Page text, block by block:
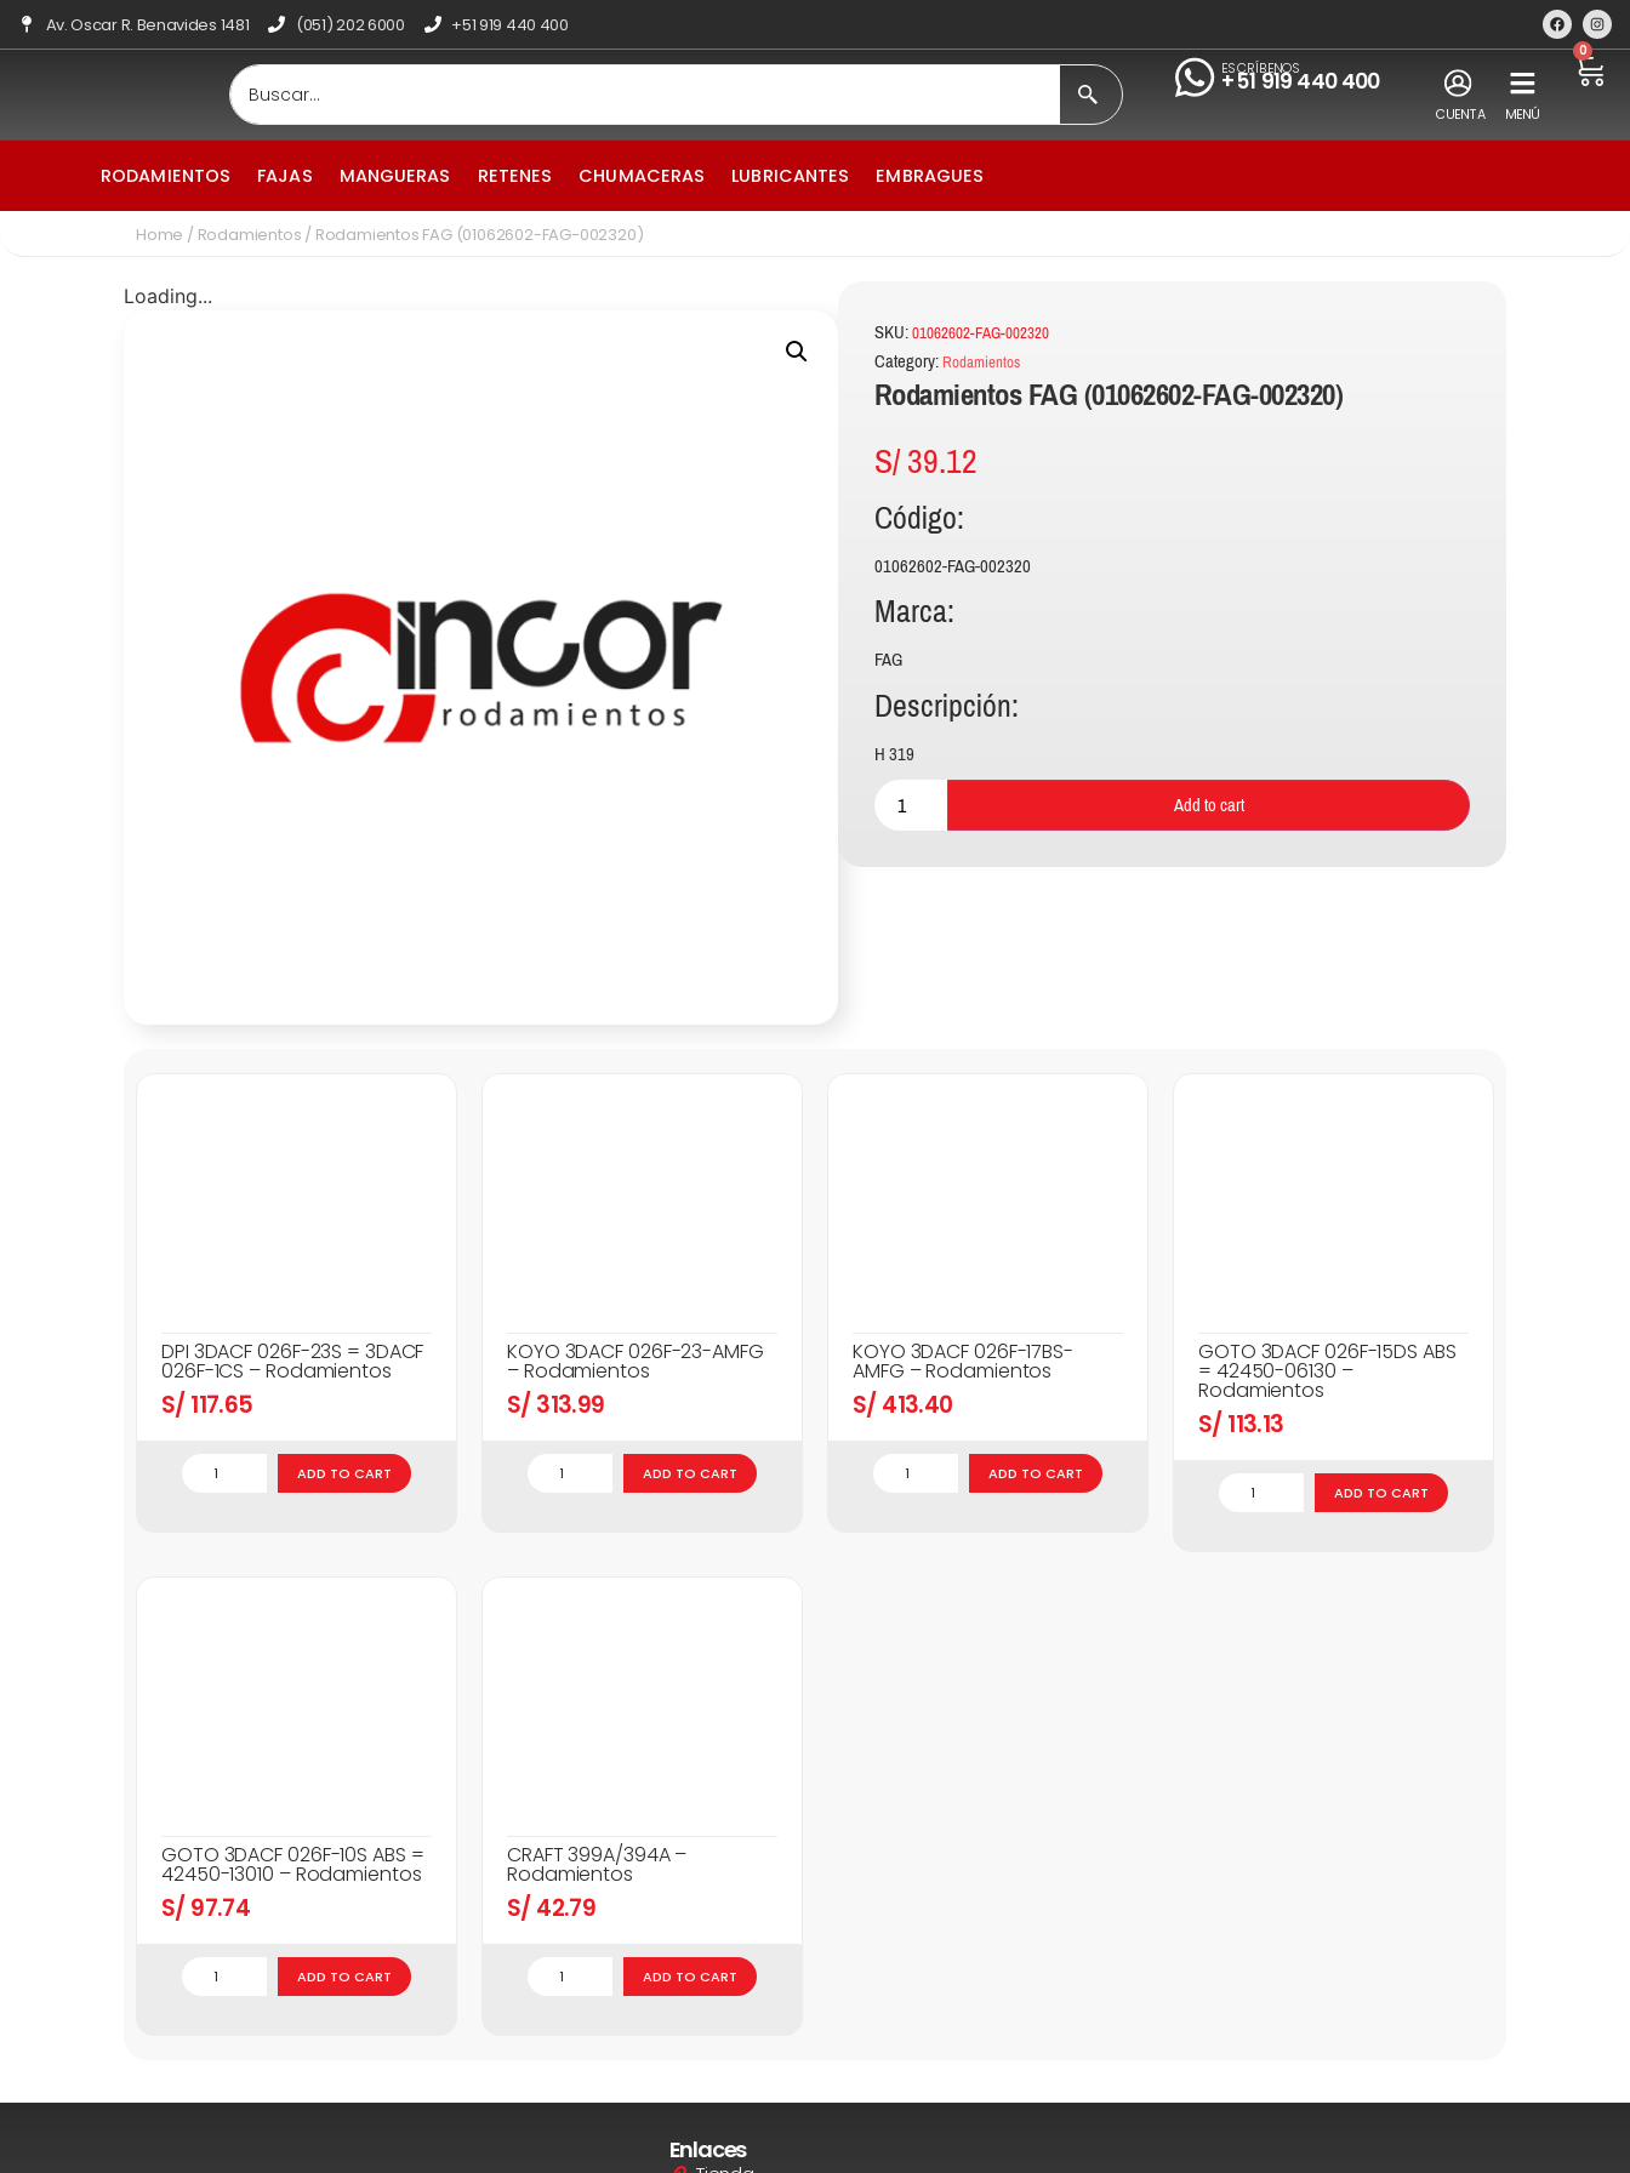
Av. Oscar R. Benavides 1481 (051) 202 6000 +51 919 440 400
ESCRÍBENOS
+51 919 440 400
CUENTA MENÚ
0
RODAMIENTOS FAJAS MANGUERAS RETENES CHUMACERAS LUBRICANTES EMBRAGUES
Home / Rodamientos / Rodamientos FAG (01062602-FAG-002320)
Loading...
SKU:01062602-FAG-002320
Category: Rodamientos
Rodamientos FAG (01062602-FAG-002320)
S/39.12
Código:
01062602-FAG-002320
Marca:
FAG
Descripción:
H 319
Add to cart
DPI 3DACF 026F-23S = 3DACF
026F-1CS – Rodamientos
S/ 117.65
ADD TO CART
KOYO 3DACF 026F-23-AMFG
– Rodamientos
S/ 313.99
ADD TO CART
KOYO 3DACF 026F-17BS-
AMFG – Rodamientos
S/ 413.40
ADD TO CART
GOTO 3DACF 026F-15DS ABS
= 42450-06130 –
Rodamientos
S/ 113.13
ADD TO CART
GOTO 3DACF 026F-10S ABS =
42450-13010 – Rodamientos
S/ 97.74
ADD TO CART
CRAFT 399A/394A –
Rodamientos
S/ 42.79
ADD TO CART
Enlaces